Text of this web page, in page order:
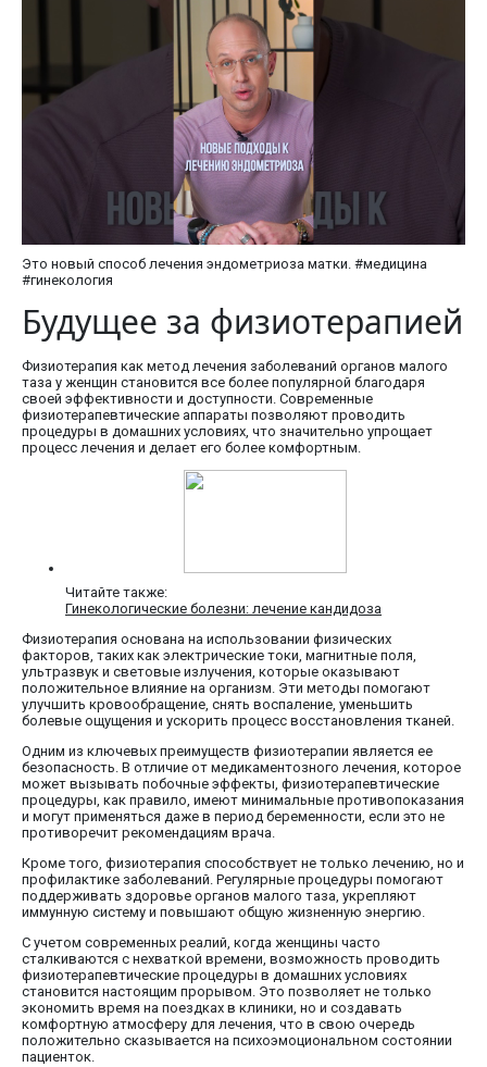
Это новый способ лечения эндометриоза матки. #медицина
#гинекология
Будущее за физиотерапией
Физиотерапия как метод лечения заболеваний органов малого
таза у женщин становится все более популярной благодаря
своей эффективности и доступности. Современные
физиотерапевтические аппараты позволяют проводить
процедуры в домашних условиях, что значительно упрощает
процесс лечения и делает его более комфортным.
Читайте также:
Гинекологические болезни: лечение кандидоза
Физиотерапия основана на использовании физических
факторов, таких как электрические токи, магнитные поля,
ультразвук и световые излучения, которые оказывают
положительное влияние на организм. Эти методы помогают
улучшить кровообращение, снять воспаление, уменьшить
болевые ощущения и ускорить процесс восстановления тканей.
Одним из ключевых преимуществ физиотерапии является ее
безопасность. В отличие от медикаментозного лечения, которое
может вызывать побочные эффекты, физиотерапевтические
процедуры, как правило, имеют минимальные противопоказания
и могут применяться даже в период беременности, если это не
противоречит рекомендациям врача.
Кроме того, физиотерапия способствует не только лечению, но и
профилактике заболеваний. Регулярные процедуры помогают
поддерживать здоровье органов малого таза, укрепляют
иммунную систему и повышают общую жизненную энергию.
С учетом современных реалий, когда женщины часто
сталкиваются с нехваткой времени, возможность проводить
физиотерапевтические процедуры в домашних условиях
становится настоящим прорывом. Это позволяет не только
экономить время на поездках в клиники, но и создавать
комфортную атмосферу для лечения, что в свою очередь
положительно сказывается на психоэмоциональном состоянии
пациенток.